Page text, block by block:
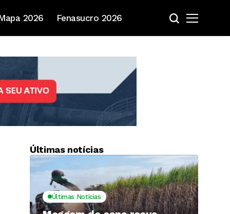
2026 Fenasucro 2026
Últimas notícias
Últimas Notícias